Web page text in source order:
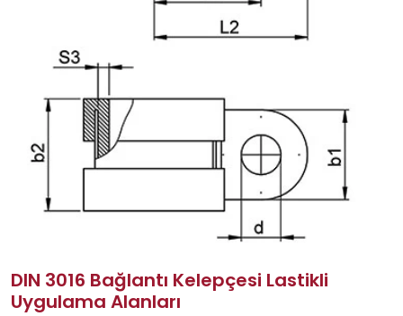
DIN 3016 Bağlantı Kelepçesi Lastikli
Uygulama Alanları